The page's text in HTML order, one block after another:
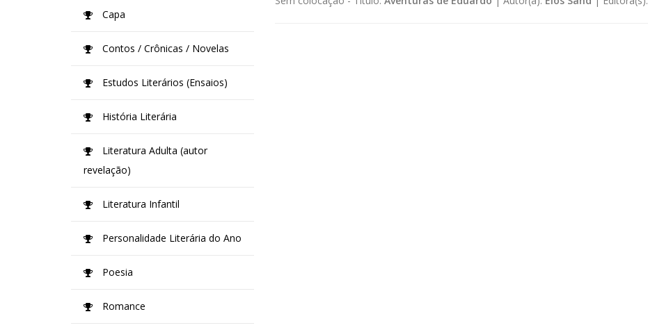
Capa
Contos / Crônicas / Novelas
Estudos Literários (Ensaios)
História Literária
Literatura Adulta (autor
revelação)
Literatura Infantil
Personalidade Literária do Ano
Poesia
Romance